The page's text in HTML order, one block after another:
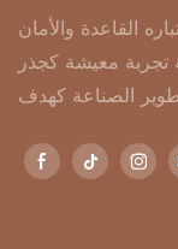
القاعدة والأمان
تجربة معيشة كجذر